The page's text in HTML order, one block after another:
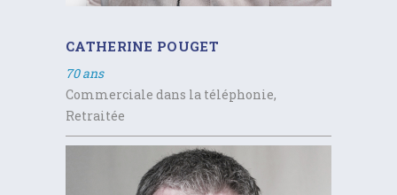
CATHERINE POUGET
70 ans
Commerciale dans la téléphonie,
Retraitée